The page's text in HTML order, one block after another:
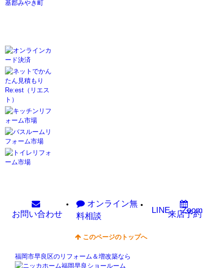
基郡みやき町
お問い合わせ
オンライン無
料相談
LINE Zoom
来店予約
このページのトップへ
福岡市早良区のリフォーム＆増改築なら